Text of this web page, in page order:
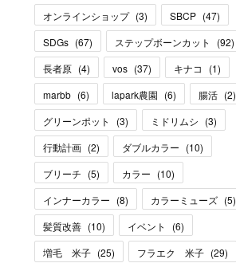
オンラインショップ (3) SBCP (47)
SDGs (67) ステップボーンカット (92)
長者原 (4) vos (37) キナコ (1)
marbb (6) lapark農園 (6) 腸活 (2)
グリーンポット
(3) ミドリムシ (3)
行動計画 (2) ダブルカラー (10)
ブリーチ (5) カラー (10)
インナーカラー (8) カラーミューズ (5)
髪質改善 (10) イベント (6)
増毛 米子 (25) フラエク 米子 (29)